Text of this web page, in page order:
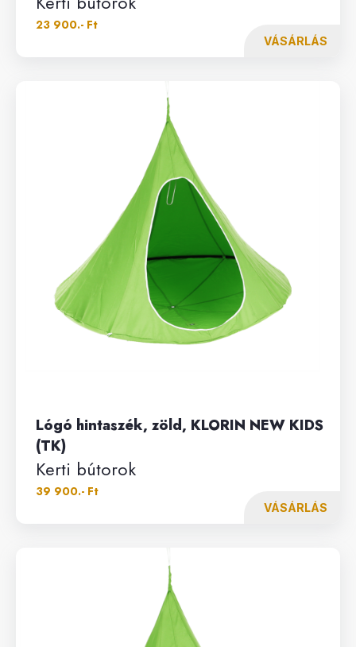
23 900.- Ft
VÁSÁRLÁS
Lógó hintaszék, zöld, KLORIN NEW KIDS
(TK)
Kerti bútorok
39 900.- Ft
VÁSÁRLÁS